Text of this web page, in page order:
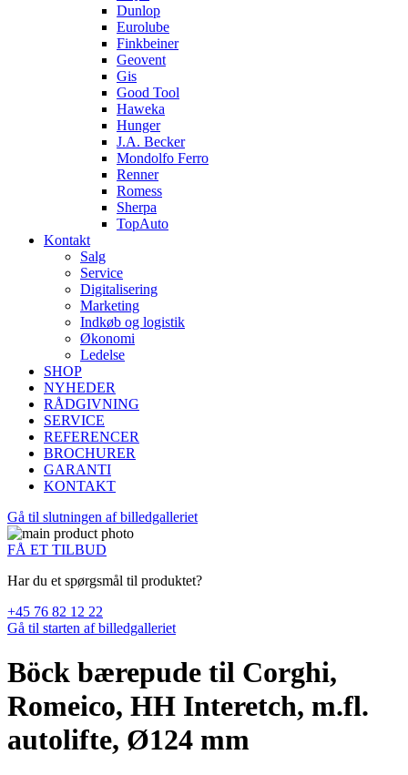
Dunlop
Eurolube
Finkbeiner
Geovent
Gis
Good Tool
Haweka
Hunger
J.A. Becker
Mondolfo Ferro
Renner
Romess
Sherpa
TopAuto
Kontakt
Salg
Service
Digitalisering
Marketing
Indkøb og logistik
Økonomi
Ledelse
SHOP
NYHEDER
RÅDGIVNING
SERVICE
REFERENCER
BROCHURER
GARANTI
KONTAKT
Gå til slutningen af billedgalleriet
FÅ ET TILBUD
Har du et spørgsmål til produktet?
+45 76 82 12 22
Gå til starten af billedgalleriet
Böck bærepude til Corghi,
Romeico, HH Interetch, m.fl.
autolifte, Ø124 mm